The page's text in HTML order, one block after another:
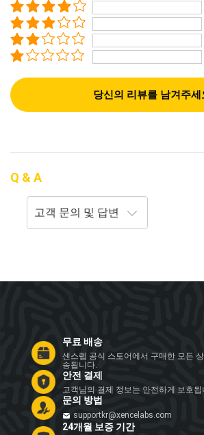
당신의 리뷰를 남겨주세
Q & A
무료 배송
센스렙 공식 스토어에서 구매한 모든
송됩니다.
안전 결제
고객님의 결제 정보는 안전하게 보호됩
문의 방법
supportkr@xencelabs.com
24개월 보증 기간